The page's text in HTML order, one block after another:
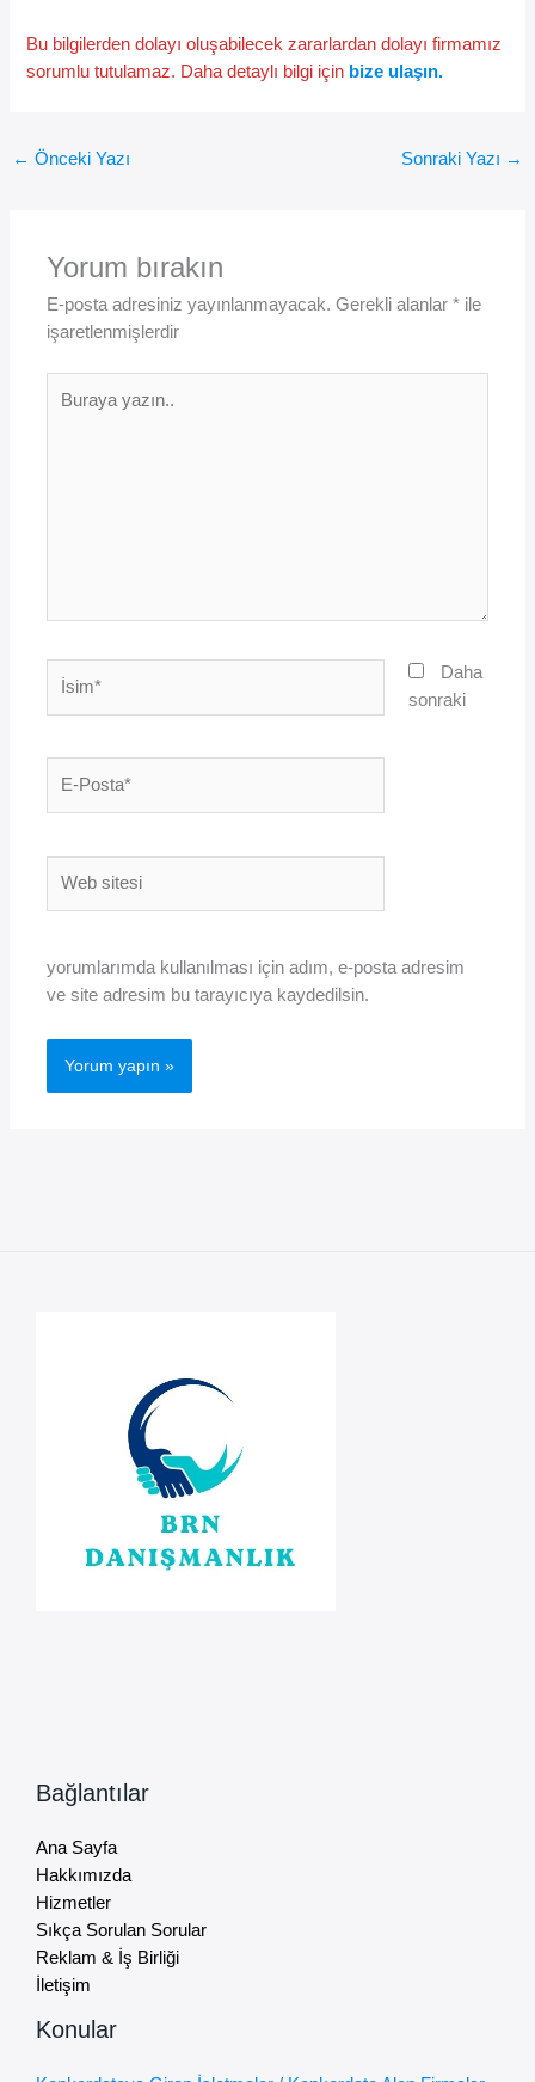
Bu bilgilerden dolayı oluşabilecek zararlardan dolayı firmamız
sorumlu tutulamaz. Daha detaylı bilgi için bize ulaşın.
← Önceki Yazı Sonraki Yazı →
Yorum bırakın
E-posta adresiniz yayınlanmayacak. Gerekli alanlar* ile
işaretlenmişlerdir
yazın..
Posta*
sitesi
Daha
sonraki
yorumlarımda kullanılması için adım, e-posta adresim
ve site adresim bu tarayıcıya kaydedilsin.
Bağlantılar
Ana Sayfa
Hakkımızda
Hizmetler
Sıkça Sorulan Sorular
Reklam & İş Birliği
İletişim
Konular